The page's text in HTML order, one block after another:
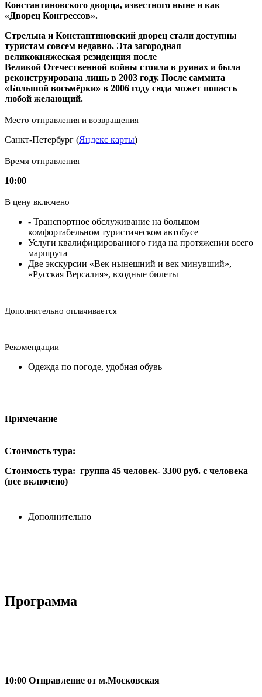
Константиновского дворца, известного ныне и как
«Дворец Конгрессов».
Стрельна и Константиновский дворец стали доступны
туристам совсем недавно. Эта загородная
великокняжеская резиденция после
Великой Отечественной войны стояла в руинах и была
реконструирована лишь в 2003 году. После саммита
«Большой восьмёрки» в 2006 году сюда может попасть
любой желающий.
Место отправления и возвращения
Санкт-Петербург (Яндекс карты)
Время отправления
10:00
В цену включено
- Транспортное обслуживание на большом
комфортабельном туристическом автобусе
Услуги квалифицированного гида на протяжении всего
маршрута
Две экскурсии «Век нынешний и век минувший»,
«Русская Версалия», входные билеты
Дополнительно оплачивается
Рекомендации
Одежда по погоде, удобная обувь
Примечание
Стоимость тура:
Стоимость тура: группа 45 человек- 3300 руб. с человека
(все включено)
Дополнительно
Программа
10:00 Отправление от м.Московская